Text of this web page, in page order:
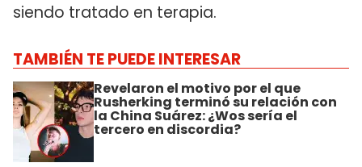
siendo tratado en terapia.
TAMBIÉN TE PUEDE INTERESAR
Revelaron el motivo por el que
Rusherking terminó su relación con
la China Suárez: ¿Wos sería el
tercero en discordia?